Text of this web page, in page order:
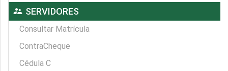
supervisor_account SERVIDORES
Consultar Matrícula
ContraCheque
Cédula C